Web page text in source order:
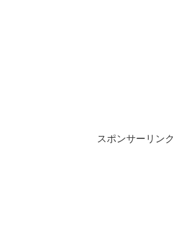
スポンサーリンク